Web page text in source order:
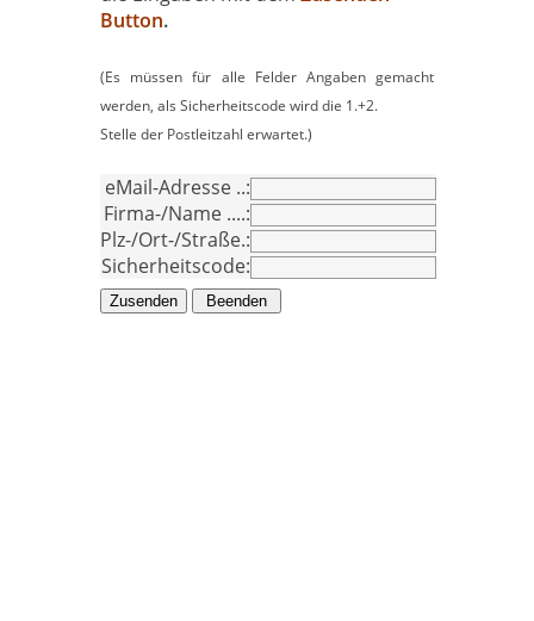
Button.
(Es müssen für alle Felder Angaben gemacht
werden, als Sicherheitscode wirddie 1.+2.
Stelle der Postleitzahl erwartet.)
eMail-Adresse ..:
Firma-/Name ....:
Plz-/Ort-/Straße.:
Sicherheitscode: